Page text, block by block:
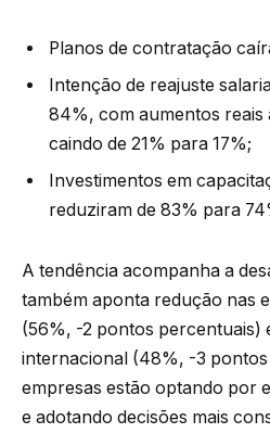
Planos de contratação
Intenção de reajuste
84%, com aumentos reais
caindo de 21% para 17%;
Investimentos em
reduziram de 83% para
A tendência acompanha a
também aponta redução nas
(56%, -2 pontos percentuais)
internacional (48%, -3 pontos
empresas estão optando por
e adotando decisões mais